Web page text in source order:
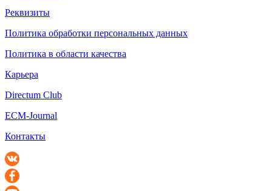
Реквизиты
Политика обработки персональных данных
Политика в области качества
Карьера
Directum Club
ECM-Journal
Контакты